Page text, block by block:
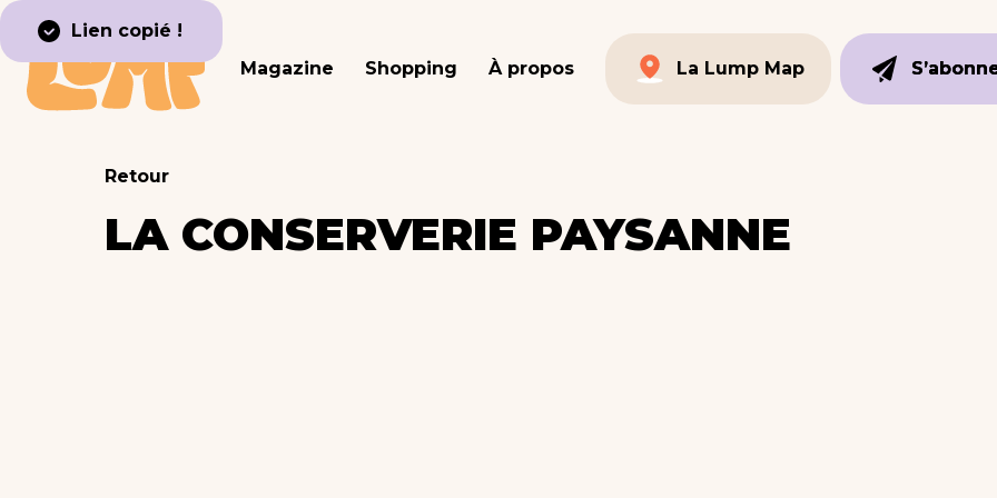
Magazine Shopping À propos
La Lump Map
Lien copié !
Retour
LA CONSERVERIE PAYSANNE